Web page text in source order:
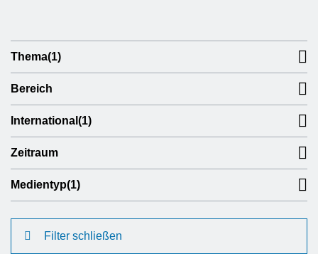
Thema(1)
Bereich
International (1)
Zeitraum
Medientyp(1)
Filter schließen